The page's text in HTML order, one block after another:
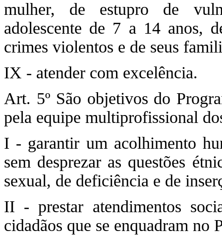
mulher, de estupro de
adolescente de 7 a 14 anos,
crimes violentos e de seus
IX - atender com excelência.
Art. 5º São objetivos do
pela equipe multiprofissional
I - garantir um acolhimento
sem desprezar as questões
sexual, de deficiência e de
II - prestar atendimentos
cidadãos que se enquadram no